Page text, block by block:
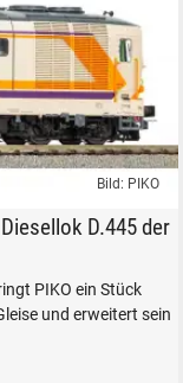
Bild: PIKO
D.445 der
PIKO ein Stück
und erweitert sein